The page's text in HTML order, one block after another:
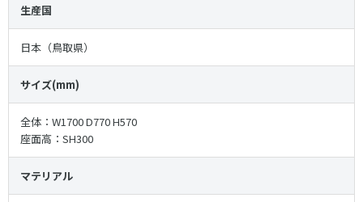
生産国
日本（鳥取県）
サイズ(mm)
全体：W1700 D770 H570
座面高：SH300
マテリアル